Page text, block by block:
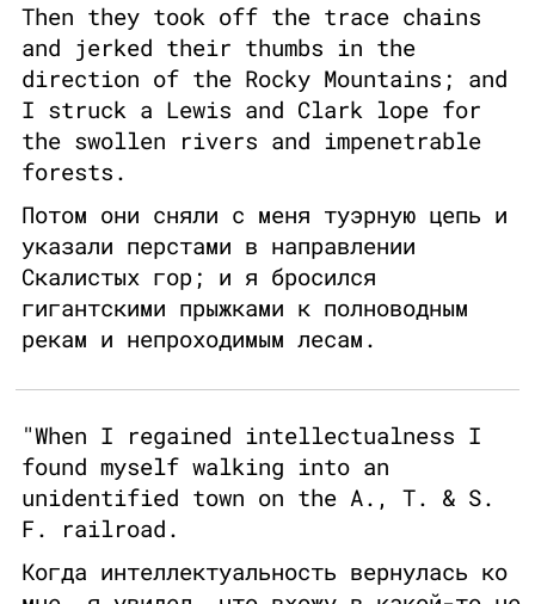
Then they took off the trace chains
and jerked their thumbs in the
direction of the Rocky Mountains; and
I struck a Lewis and Clark lope for
the swollen rivers and impenetrable
forests.
Потом они сняли с меня туэрную цепь и
указали перстами в направлении
Скалистых гор; и я бросился
гигантскими прыжками к полноводным
рекам и непроходимым лесам.
"When I regained intellectualness I
found myself walking into an
unidentified town on the A., T. & S.
F. railroad.
Когда интеллектуальность вернулась ко